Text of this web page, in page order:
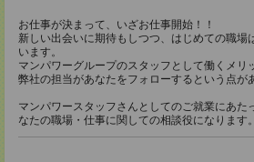
お仕事が決まって、いざお仕事開始！！
新しい出会いに期待もしつつ、はじめての職場
います。
マンパワーグループのスタッフとして働くメリ
弊社の担当があなたをフォローするという点が
マンパワースタッフさんとしてのご就業にあた
なたの職場・仕事に関しての相談役になります。